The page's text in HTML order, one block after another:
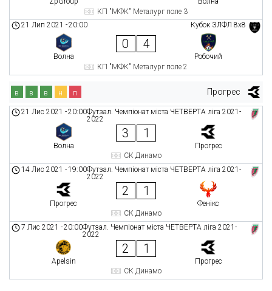
КП "МФК" Металург поле 3
Кубок ЗЛФЛ 8х8
21 Лип 2021 -20:00
Волна
0 4
Робочий
КП "МФК" Металург поле 2
Прогрес
в в в н п
Футзал. Чемпіонат міста ЧЕТВЕРТА ліга 2021-
2022
21 Лис 2021 -20:00
Волна
3 1
Прогрес
СК Динамо
Футзал. Чемпіонат міста ЧЕТВЕРТА ліга 2021-
2022
14 Лис 2021 -19:00
Прогрес
2 1
Фенікс
СК Динамо
Футзал. Чемпіонат міста ЧЕТВЕРТА ліга 2021-
2022
7 Лис 2021 -20:00
Apelsin
2 1
Прогрес
СК Динамо